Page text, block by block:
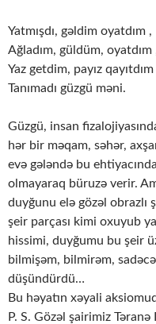
Yatmışdı, gəldim oyatdım ,
Ağladım, güldüm, oyatdım
Yaz getdim, payız qayıtdım
Tanımadı güzgü məni.
Güzgü, insan
hər bir məqam, səhər,
evə gələndə bu
olmayaraq büruzə verir.
duyğunu elə gözəl obrazlı
şeir parçası kimi oxuyub
hissimi, duyğumu bu şeir
bilmişəm, bilmirəm,
düşündürdü…
Bu həyatın xəyali
P. S. Gözəl şairimiz